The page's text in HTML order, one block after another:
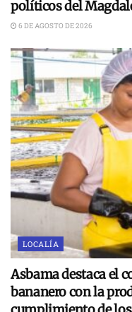
políticos del
6 DE AGOSTO DE 2026
LOCALÍA
Asbama destaca el
bananero con la